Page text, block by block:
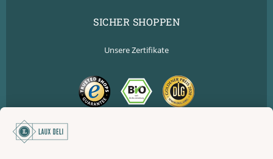
SICHER SHOPPEN
Unsere Zertifikate